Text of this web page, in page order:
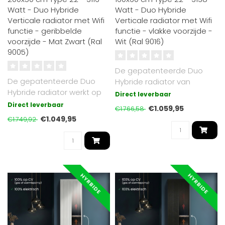
Watt - Duo Hybride
Verticale radiator met Wifi
functie - geribbelde
voorzijde - Mat Zwart (Ral
9005)
De gepatenteerde Duo
Hybride radiator werkt op
cv of elektrisch. Met Oppio
warmt..
Direct leverbaar
€1.749,92 €1.049,95
Watt - Duo Hybride
Verticale radiator met Wifi
functie - vlakke voorzijde -
Wit (Ral 9016)
De gepatenteerde Duo
Hybride radiator van
Radiator-Outlet werkt
zowel op cv (gas..
Direct leverbaar
€1.766,58 €1.059,95
HYRBIDE HYRBIDE